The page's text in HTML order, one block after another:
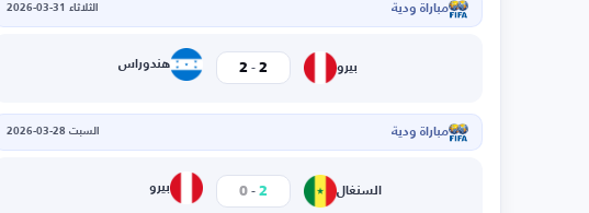
مباراة ودية الثلاثاء 31-03-2026
بيرو 2
-
2 هندوراس
مباراة ودية السبت 28-03-2026
السنغال 2
-
0 بيرو